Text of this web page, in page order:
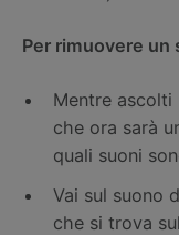
Per rimuovere un
Mentre
che ora sarà
quali suoni
Vai sul suono
che si trova